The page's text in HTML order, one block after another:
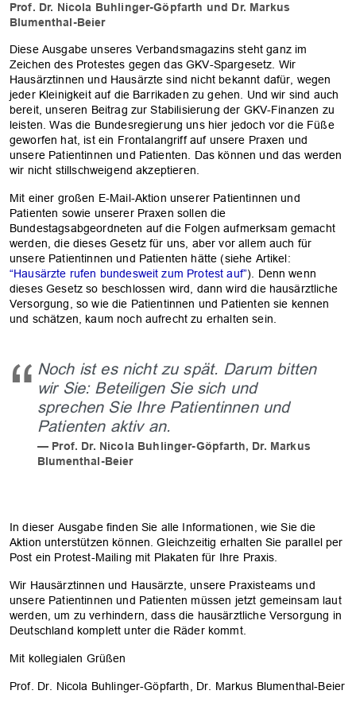
Prof. Dr. Nicola Buhlinger-Göpfarth und Dr. Markus
Blumenthal-Beier
Diese Ausgabe unseres Verbandsmagazins steht ganz im
Zeichen des Protestes gegen das GKV-Spargesetz. Wir
Hausärztinnen und Hausärzte sind nicht bekannt dafür, wegen
jeder Kleinigkeit auf die Barrikaden zu gehen. Und wir sind auch
bereit, unseren Beitrag zur Stabilisierung der GKV-Finanzen zu
leisten. Was die Bundesregierung uns hier jedoch vor die Füße
geworfen hat, ist ein Frontalangriff auf unsere Praxen und
unsere Patientinnen und Patienten. Das können und das werden
wir nicht stillschweigend akzeptieren.
Mit einer großen E-Mail-Aktion unserer Patientinnen und
Patienten sowie unserer Praxen sollen die
Bundestagsabgeordneten auf die Folgen aufmerksam gemacht
werden, die dieses Gesetz für uns, aber vor allem auch für
unsere Patientinnen und Patienten hätte (siehe Artikel:
“Hausärzte rufen bundesweit zum Protest auf”). Denn wenn
dieses Gesetz so beschlossen wird, dann wird die hausärztliche
Versorgung, so wie die Patientinnen und Patienten sie kennen
und schätzen, kaum noch aufrecht zu erhalten sein.
Noch ist es nicht zu spät. Darum bitten
wir Sie: Beteiligen Sie sich und
sprechen Sie Ihre Patientinnen und
Patienten aktiv an.
Prof. Dr. Nicola Buhlinger-Göpfarth, Dr. Markus
Blumenthal-Beier
In dieser Ausgabe finden Sie alle Informationen, wie Sie die
Aktion unterstützen können. Gleichzeitig erhalten Sie parallel per
Post ein Protest-Mailing mit Plakaten für Ihre Praxis.
Wir Hausärztinnen und Hausärzte, unsere Praxisteams und
unsere Patientinnen und Patienten müssen jetzt gemeinsam laut
werden, um zu verhindern, dass die hausärztliche Versorgung in
Deutschland komplett unter die Räder kommt.
Mit kollegialen Grüßen
Prof. Dr. Nicola Buhlinger-Göpfarth, Dr. Markus Blumenthal-Beier